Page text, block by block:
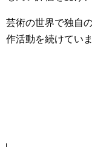
芸術の世界で独自
作活動を続けていま